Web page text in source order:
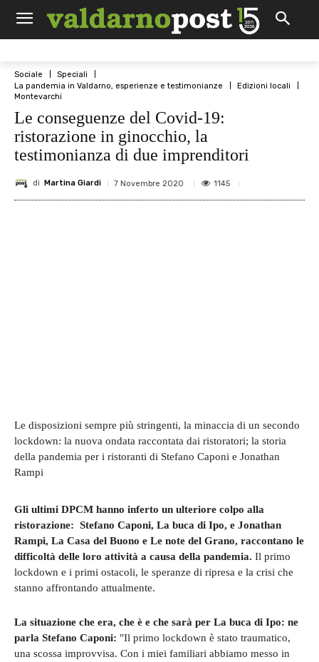
Sociale
Speciali
La pandemia in Valdarno, esperienze e testimonianze
Edizioni locali
Montevarchi
Le conseguenze del Covid-19:
ristorazione in ginocchio, la
testimonianza di due imprenditori
di Martina Giardi 7 Novembre 2020 1145
Le disposizioni sempre più stringenti, la minaccia di un secondo
lockdown: la nuova ondata raccontata dai ristoratori; la storia
della pandemia per i ristoranti di Stefano Caponi e Jonathan
Rampi
Gli ultimi DPCM hanno inferto un ulteriore colpo alla
ristorazione: Stefano Caponi, La buca di Ipo, e Jonathan
Rampi, La Casa del Buono e Le note del Grano, raccontano le
difficoltà delle loro attività a causa della pandemia. Il primo
lockdown e i primi ostacoli, le speranze di ripresa e la crisi che
stanno affrontando attualmente.
La situazione che era, che è e che sarà per La buca di Ipo: ne
parla Stefano Caponi: "Il primo lockdown è stato traumatico,
una scossa improvvisa. Con i miei familiari abbiamo messo in